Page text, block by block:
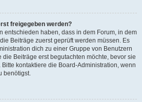
freigegeben werden?
entschieden haben, dass in dem Forum, in dem
Beiträge zuerst geprüft werden müssen. Es
dich zu einer Gruppe von Benutzern
die Beiträge erst begutachten möchte, bevor sie
kontaktiere die Board-Administration, wenn
benötigst.